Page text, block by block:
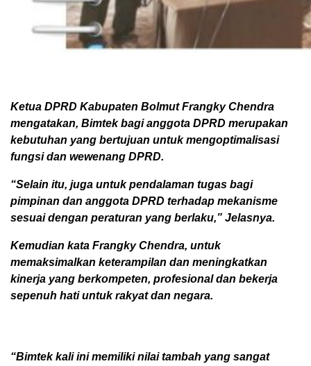
Ketua DPRD Kabupaten Bolmut Frangky Chendra
mengatakan, Bimtek bagi anggota DPRD merupakan
kebutuhan yang bertujuan untuk mengoptimalisasi
fungsi dan wewenang DPRD.
“Selain itu, juga untuk pendalaman tugas bagi
pimpinan dan anggota DPRD terhadap mekanisme
sesuai dengan peraturan yang berlaku,” Jelasnya.
Kemudian kata Frangky Chendra, untuk
memaksimalkan keterampilan dan meningkatkan
kinerja yang berkompeten, profesional dan bekerja
sepenuh hati untuk rakyat dan negara.
“Bimtek kali ini memiliki nilai tambah yang sangat